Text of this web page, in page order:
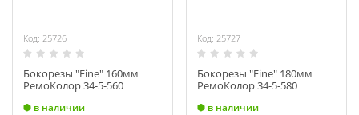
Код: 25726
Бокорезы "Fine" 160мм
РемоКолор 34-5-560
в наличии
Код: 25727
Бокорезы "Fine" 180мм
РемоКолор 34-5-580
в наличии